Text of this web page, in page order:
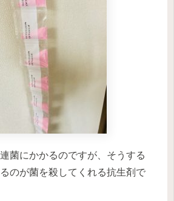
菌にかかるのですが、そうする
のが菌を殺してくれる抗生剤で